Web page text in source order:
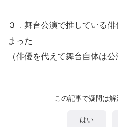
３．舞台公演で推している
まった
（俳優を代えて舞台自体は公
この記事で疑問は解
はい